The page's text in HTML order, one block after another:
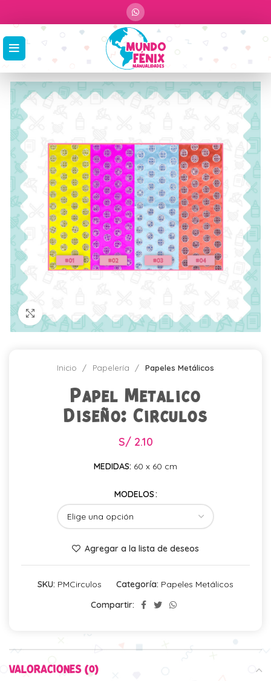
Click para agrandar
Inicio Papelería Papeles Metálicos
Papel Metalico
Diseño: Circulos
S/2.10
MEDIDAS: 60 x 60 cm
MODELOS
Agregar a la lista de deseos
SKU: PMCirculos Categoría: Papeles Metálicos
Compartir:
VALORACIONES (0)